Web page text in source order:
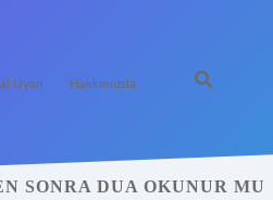
Uyarı Hakkımızda
SONRA DUA OKUNUR MU